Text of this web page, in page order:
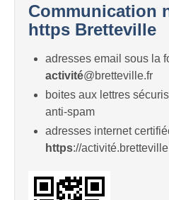
Communication
https Bretteville
adresses email sous la
activité@bretteville.fr
boites aux lettres
anti-spam
adresses internet
https://